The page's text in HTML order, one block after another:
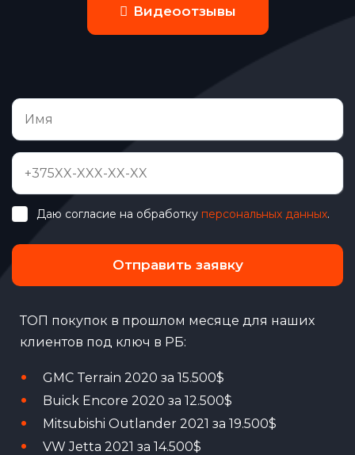
Видеоотзывы
Даю согласие на обработку персональных данных.
Отправить заявку
ТОП покупок в прошлом месяце для наших
клиентов под ключ в РБ:
GMC Terrain 2020 за 15.500$
Buick Encore 2020 за 12.500$
Mitsubishi Outlander 2021 за 19.500$
VW Jetta 2021 за 14.500$